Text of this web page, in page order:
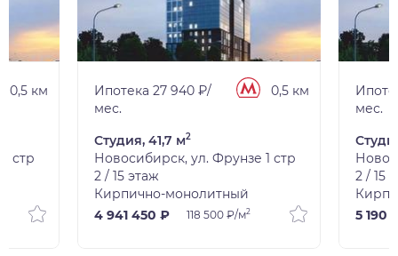
0,5 км
стр
Ипотека 27 940 ₽/
мес.
0,5 км
Студия, 41,7 м2
Новосибирск, ул. Фрунзе 1 стр
2 / 15 этаж
Кирпично-монолитный
4 941 450 ₽
118 500 ₽/м2
мес.
2 / 15
5 190